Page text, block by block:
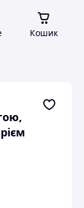
Кошик